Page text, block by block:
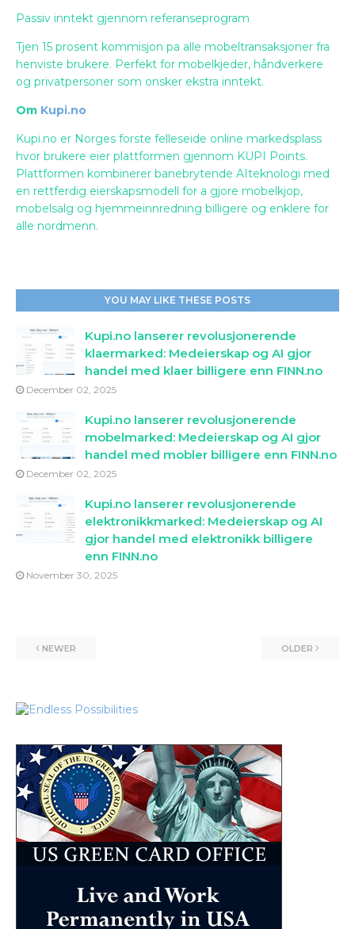
Passiv inntekt gjennom referanseprogram
Tjen 15 prosent kommisjon pa alle mobeltransaksjoner fra
henviste brukere. Perfekt for mobelkjeder, håndverkere
og privatpersoner som onsker ekstra inntekt.
Om Kupi.no
Kupi.no er Norges forste felleseide online markedsplass
hvor brukere eier plattformen gjennom KUPI Points.
Plattformen kombinerer banebrytende AIteknologi med
en rettferdig eierskapsmodell for a gjore mobelkjop,
mobelsalg og hjemmeinnredning billigere og enklere for
alle nordmenn.
YOU MAY LIKE THESE POSTS
Kupi.no lanserer revolusjonerende
klaermarked: Medeierskap og AI gjor
handel med klaer billigere enn FINN.no
December 02, 2025
Kupi.no lanserer revolusjonerende
mobelmarked: Medeierskap og AI gjor
handel med mobler billigere enn FINN.no
December 02, 2025
Kupi.no lanserer revolusjonerende
elektronikkmarked: Medeierskap og AI
gjor handel med elektronikk billigere
enn FINN.no
November 30, 2025
NEWER OLDER